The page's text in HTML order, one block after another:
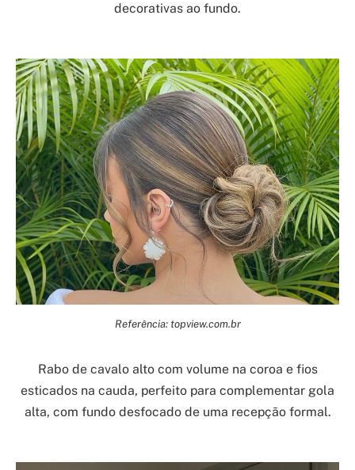
decorativas ao fundo.
Referência: topview.com.br
Rabo de cavalo alto com volume na coroa e fios
esticados na cauda, perfeito para complementar gola
alta, com fundo desfocado de uma recepção formal.